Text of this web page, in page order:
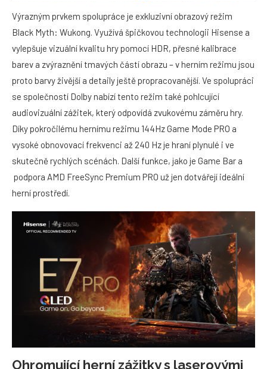
Výrazným prvkem spolupráce je exkluzivní obrazový režim
Black Myth: Wukong. Využívá špičkovou technologii Hisense a
vylepšuje vizuální kvalitu hry pomocí HDR, přesné kalibrace
barev a zvýraznění tmavých částí obrazu – v herním režimu jsou
proto barvy živější a detaily ještě propracovanější. Ve spolupráci
se společností Dolby nabízí tento režim také pohlcující
audiovizuální zážitek, který odpovídá zvukovému záměru hry.
Díky pokročilému hernímu režimu 144Hz Game Mode PRO a
vysoké obnovovací frekvenci až 240 Hz je hraní plynulé i ve
skutečně rychlých scénách. Další funkce, jako je Game Bar a
podpora AMD FreeSync Premium PRO už jen dotvářejí ideální
herní prostředí.
Ohromující herní zážitky s laserovými